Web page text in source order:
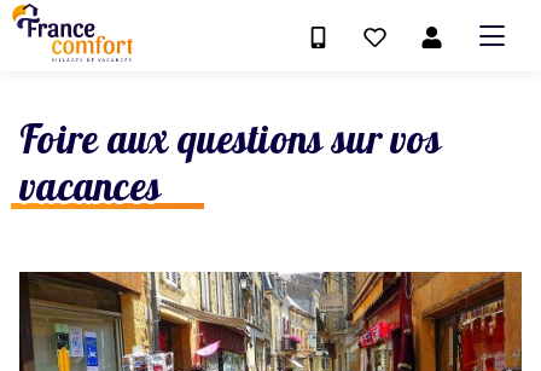
Foire aux questions sur vos
vacances